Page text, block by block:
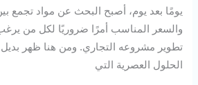
يومًا بعد يوم، أصبح البحث عن مواد تجمع
والسعر المناسب أمرًا ضروريًا لكل من
تطوير مشروعه التجاري. ومن هنا ظهر
الحلول العصرية التي